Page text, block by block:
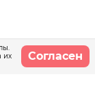
их
Согласен